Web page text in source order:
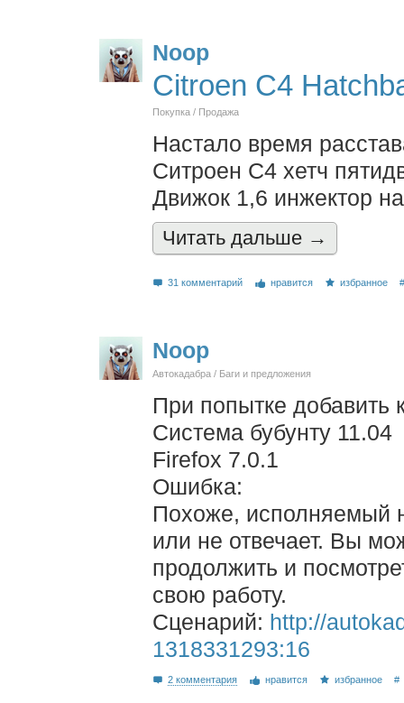
Noop
Citroen C4
Покупка / Продажа
Настало время
Ситроен С4 хетч
Движок 1,6 инжектор
Читать дальшe →
31 комментарий нравится избранное
Noop
Автокадабра / Баги и предложения
При попытке добавить
Система бубунту 11.04
Firefox 7.0.1
Ошибка:
Похоже, исполняемый
или не отвечает. Вы
продолжить и
свою работу.
Сценарий: http://
1318331293:16
2 комментария нравится избранное #